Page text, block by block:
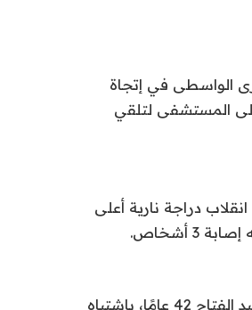
الواسطى في إتجاة
المستشفى لتلقي
دراجة نارية أعلى
أشخاص.
ونقلت سيارات الإسعاف التابعة لمرفق بنى سويف كلا من : عصام فوزي عبد الفتاح 42 عامًا، باشتباه